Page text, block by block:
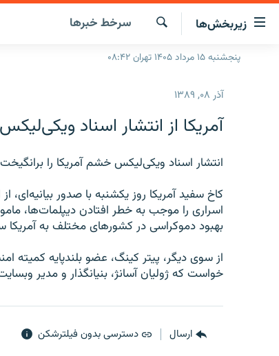
لینک‌های
قابلیت
دسترسی
زیربخش‌ها
صفحه اصلی
انتخاب کنید و بشنوید
برنامه‌های رادیویی
فرکانس‌ها
چندرسانه‌ای
گزارش‌های تصویری
گزارش‌های ویدئویی
جستجو
سرخط‌ خبرها
پنجشنبه ۱۵ مرداد ۱۴۰۵ تهران ۰۸:۴۲
آذر ۰۸, ۱۳۸۹
آمریکا از انتشار اسناد
انتشار اسناد ویکی‌لیکس خشم آمریکا را
اسراری را موجب به خطر افتادن دیپلمات‌ها،
بهبود دموکراسی در کشورهای مختلف به آمریکا
از سوی دیگر، پیتر کینگ، عضو بلندپایه کمیته
خواست که ژولیان آسانژ، بنیانگذار و مدیر
ارسال دسترسی بدون فیلترشکن